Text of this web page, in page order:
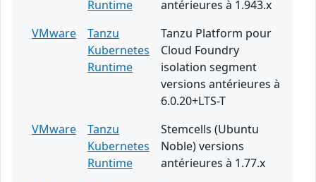
Runtime
antérieures à 1.943.x
VMware
Tanzu
Kubernetes
Runtime
Tanzu Platform pour
Cloud Foundry
isolation segment
versions antérieures à
6.0.20+LTS-T
VMware
Tanzu
Kubernetes
Runtime
Stemcells (Ubuntu
Noble) versions
antérieures à 1.77.x